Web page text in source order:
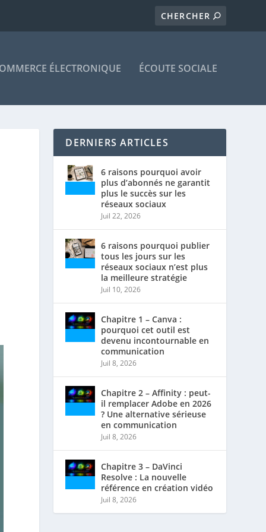
ÉLECTRONIQUE ÉCOUTE SOCIALE
DERNIERS ARTICLES
6 raisons pourquoi avoir
plus d’abonnés ne garantit
plus le succès sur les
réseaux sociaux
Juil 22, 2026
6 raisons pourquoi publier
tous les jours sur les
réseaux sociaux n’est plus
la meilleure stratégie
Juil 10, 2026
Chapitre 1 – Canva :
pourquoi cet outil est
devenu incontournable en
communication
Juil 8, 2026
Chapitre 2 – Affinity : peut-
il remplacer Adobe en 2026
? Une alternative sérieuse
en communication
Juil 8, 2026
Chapitre 3 – DaVinci
Resolve : La nouvelle
référence en création vidéo
Juil 8, 2026